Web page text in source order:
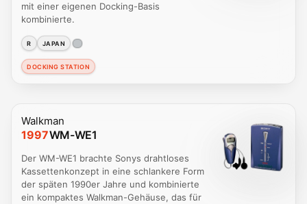
mit einer eigenen Docking-Basis
kombinierte.
R JAPAN
DOCKING STATION
Walkman
1997WM-WE1
Der WM-WE1 brachte Sonys drahtloses
Kassettenkonzept in eine schlankere Form
der späten 1990er Jahre und kombinierte
ein kompaktes Walkman-Gehäuse, das für